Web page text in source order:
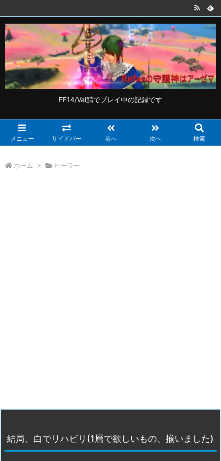
FF14/Val鯖でプレイ中の記録です
メニュー サイドバー 前へ 次へ 検索
ホーム > ヒーラー
結局、白でリハビリ(1層で欲しいもの、揃いました)